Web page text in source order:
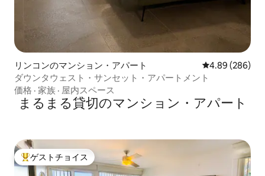
リンコンのマンション・アパート レビュー286
4.89 (286)
ダウンタウェスト・サンセット・アパートメント
価格 · 家族 · 屋内スペース
まるまる貸切のマンション・アパート
大好評のゲストチョイスです。
ゲストチョイス